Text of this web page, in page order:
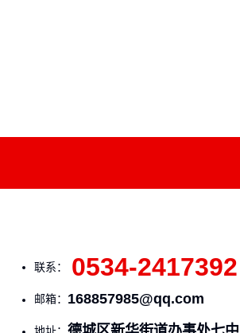
联系： 0534-2417392
邮箱： 168857985@qq.com